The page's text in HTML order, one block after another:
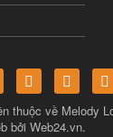
thuộc về Melody
bởi Web24.vn.